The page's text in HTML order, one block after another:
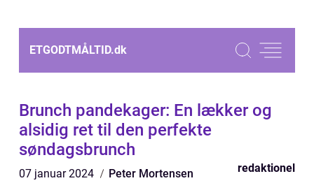
ETGODTMÅLTID.dk
Brunch pandekager: En lækker og
alsidig ret til den perfekte
søndagsbrunch
07 januar 2024 Peter Mortensen redaktionel